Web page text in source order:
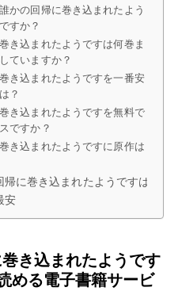
かの回帰に巻き込まれたよう
すか？
き込まれたようですは何巻ま
ていますか？
き込まれたようですを一番安
？
き込まれたようですを無料で
ですか？
き込まれたようですに原作は
に巻き込まれたようですは
安
き込まれたようです
める電子書籍サービ